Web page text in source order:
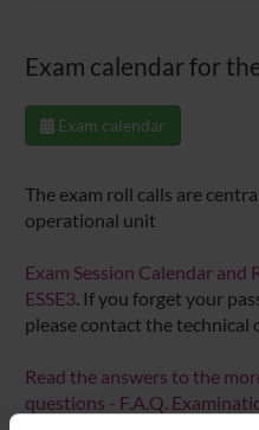
Exam calendar for
Exam calendar
The exam roll calls are
operational unit
Exam Session Calendar
ESSE3. If you forget your
please contact the technical
Read the answers to the
questions - F.A.Q.